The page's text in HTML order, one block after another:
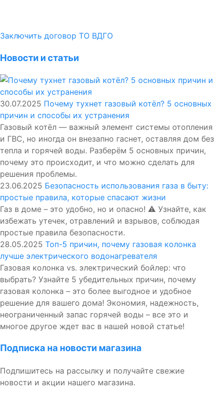
Заключить договор ТО ВДГО
Новости и статьи
30.07.2025 Почему тухнет газовый котёл? 5 основных
причин и способы их устранения
Газовый котёл — важный элемент системы отопления
и ГВС, но иногда он внезапно гаснет, оставляя дом без
тепла и горячей воды. Разберём 5 основных причин,
почему это происходит, и что можно сделать для
решения проблемы.
23.06.2025 Безопасность использования газа в быту:
простые правила, которые спасают жизни
Газ в доме – это удобно, но и опасно! ⚠️ Узнайте, как
избежать утечек, отравлений и взрывов, соблюдая
простые правила безопасности.
28.05.2025 Топ-5 причин, почему газовая колонка
лучше электрического водонагревателя
Газовая колонка vs. электрический бойлер: что
выбрать? Узнайте 5 убедительных причин, почему
газовая колонка – это более выгодное и удобное
решение для вашего дома! Экономия, надежность,
неограниченный запас горячей воды – все это и
многое другое ждет вас в нашей новой статье!
Подписка на новости магазина
Подпишитесь на рассылку и получайте свежие
новости и акции нашего магазина.